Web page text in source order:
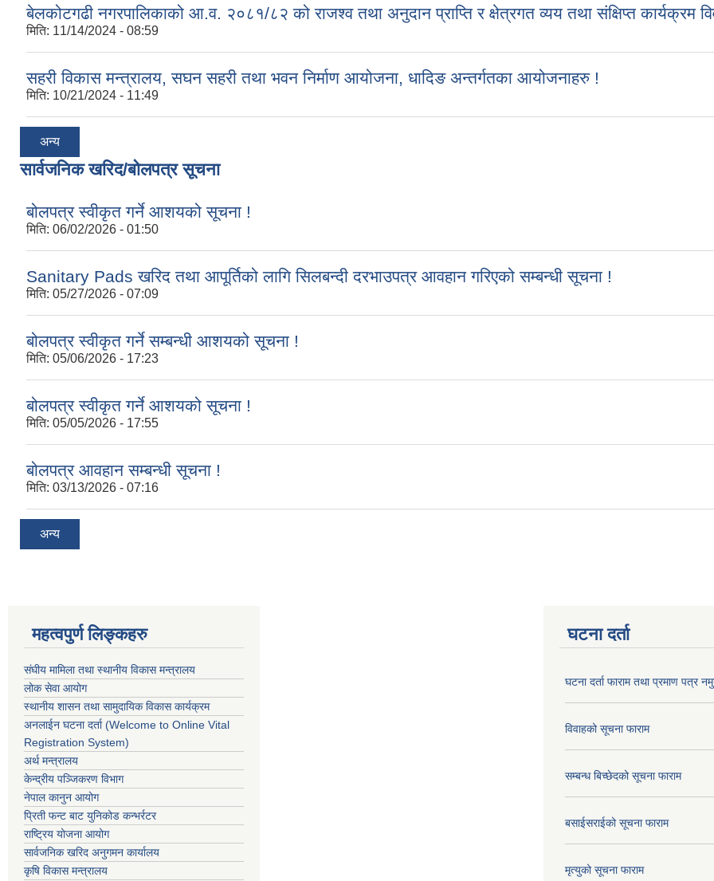
बेलकोटगढी नगरपालिकाको आ.व. २०८१/८२ को राजश्व तथा अनुदान प्राप्ति र क्षेत्रगत व्यय तथा संक्षिप्त कार्यक्रम
मिति: 11/14/2024 - 08:59
सहरी विकास मन्त्रालय, सघन सहरी तथा भवन निर्माण आयोजना, धादिङ अन्तर्गतका आयोजनाहरु !
मिति: 10/21/2024 - 11:49
अन्य
सार्वजनिक खरिद/बोलपत्र सूचना
बोलपत्र स्वीकृत गर्ने आशयको सूचना !
मिति: 06/02/2026 - 01:50
Sanitary Pads खरिद तथा आपूर्तिको लागि सिलबन्दी दरभाउपत्र आवहान गरिएको सम्बन्धी सूचना !
मिति: 05/27/2026 - 07:09
बोलपत्र स्वीकृत गर्ने सम्बन्धी आशयको सूचना !
मिति: 05/06/2026 - 17:23
बोलपत्र स्वीकृत गर्ने आशयको सूचना !
मिति: 05/05/2026 - 17:55
बोलपत्र आवहान सम्बन्धी सूचना !
मिति: 03/13/2026 - 07:16
अन्य
महत्वपुर्ण लिङ्कहरु
संघीय मामिला तथा स्थानीय विकास मन्त्रालय
लोक सेवा आयोग
स्थानीय शासन तथा सामुदायिक विकास कार्यक्रम
अनलाईन घटना दर्ता (Welcome to Online Vital
Registration System)
अर्थ मन्त्रालय
केन्द्रीय पञ्जिकरण विभाग
नेपाल कानुन आयोग
प्रिती फन्ट बाट युनिकोड कन्भर्रटर
राष्ट्रिय योजना आयोग
सार्वजनिक खरिद अनुगमन कार्यालय
कृषि विकास मन्त्रालय
घटना दर्ता
घटना दर्ता फाराम तथा प्रमाण पत्र
विवाहको सूचना फाराम
सम्बन्ध बिच्छेदको सूचना फाराम
बसाईसराईको सूचना फाराम
मृत्युको सूचना फाराम